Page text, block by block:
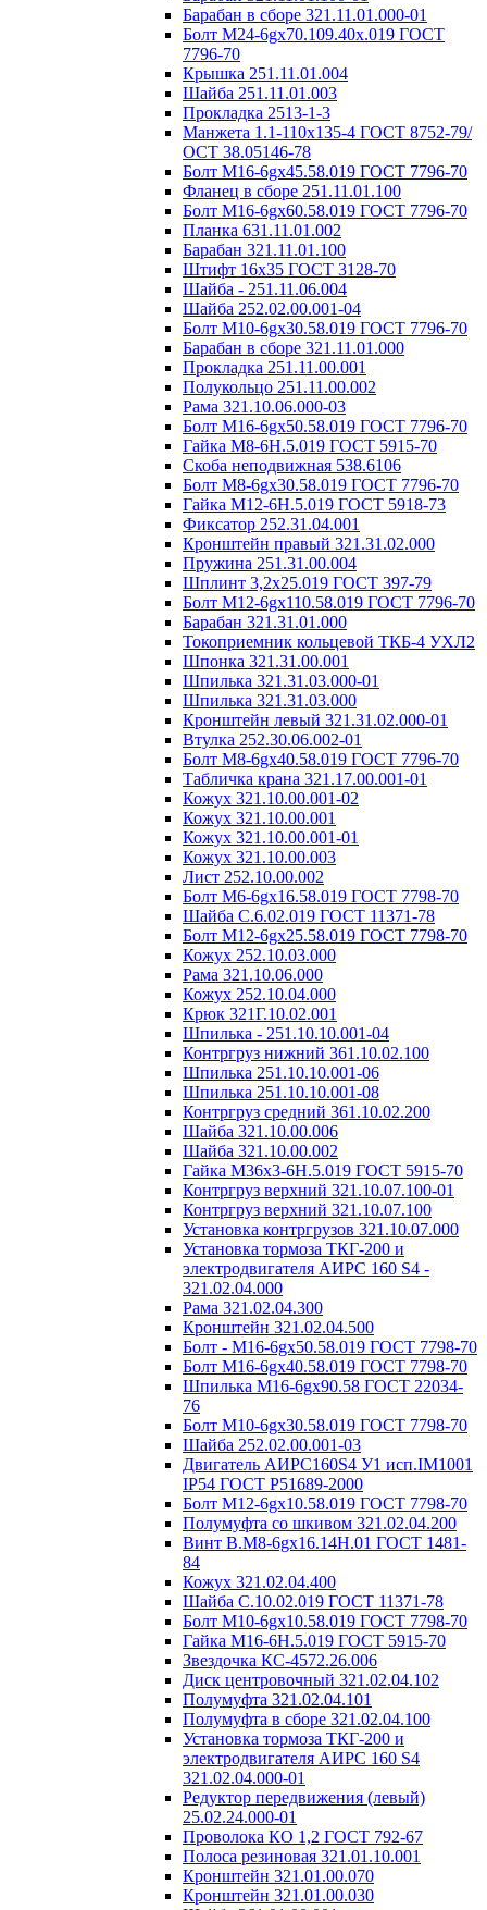
Барабан в сборе 321.11.01.000-01
Болт М24-6gх70.109.40х.019 ГОСТ
7796-70
Крышка 251.11.01.004
Шайба 251.11.01.003
Прокладка 2513-1-3
Манжета 1.1-110х135-4 ГОСТ 8752-79/
ОСТ 38.05146-78
Болт М16-6gх45.58.019 ГОСТ 7796-70
Фланец в сборе 251.11.01.100
Болт М16-6gх60.58.019 ГОСТ 7796-70
Планка 631.11.01.002
Барабан 321.11.01.100
Штифт 16х35 ГОСТ 3128-70
Шайба - 251.11.06.004
Шайба 252.02.00.001-04
Болт М10-6gх30.58.019 ГОСТ 7796-70
Барабан в сборе 321.11.01.000
Прокладка 251.11.00.001
Полукольцо 251.11.00.002
Рама 321.10.06.000-03
Болт М16-6gх50.58.019 ГОСТ 7796-70
Гайка М8-6Н.5.019 ГОСТ 5915-70
Скоба неподвижная 538.6106
Болт М8-6gх30.58.019 ГОСТ 7796-70
Гайка М12-6Н.5.019 ГОСТ 5918-73
Фиксатор 252.31.04.001
Кронштейн правый 321.31.02.000
Пружина 251.31.00.004
Шплинт 3,2х25.019 ГОСТ 397-79
Болт М12-6gх110.58.019 ГОСТ 7796-70
Барабан 321.31.01.000
Токоприемник кольцевой ТКБ-4 УХЛ2
Шпонка 321.31.00.001
Шпилька 321.31.03.000-01
Шпилька 321.31.03.000
Кронштейн левый 321.31.02.000-01
Втулка 252.30.06.002-01
Болт М8-6gх40.58.019 ГОСТ 7796-70
Табличка крана 321.17.00.001-01
Кожух 321.10.00.001-02
Кожух 321.10.00.001
Кожух 321.10.00.001-01
Кожух 321.10.00.003
Лист 252.10.00.002
Болт М6-6gх16.58.019 ГОСТ 7798-70
Шайба C.6.02.019 ГОСТ 11371-78
Болт М12-6gх25.58.019 ГОСТ 7798-70
Кожух 252.10.03.000
Рама 321.10.06.000
Кожух 252.10.04.000
Крюк 321Г.10.02.001
Шпилька - 251.10.10.001-04
Контргруз нижний 361.10.02.100
Шпилька 251.10.10.001-06
Шпилька 251.10.10.001-08
Контргруз средний 361.10.02.200
Шайба 321.10.00.006
Шайба 321.10.00.002
Гайка М36х3-6H.5.019 ГОСТ 5915-70
Контргруз верхний 321.10.07.100-01
Контргруз верхний 321.10.07.100
Установка контргрузов 321.10.07.000
Установка тормоза ТКГ-200 и
электродвигателя АИРС 160 S4 -
321.02.04.000
Рама 321.02.04.300
Кронштейн 321.02.04.500
Болт - М16-6gх50.58.019 ГОСТ 7798-70
Болт М16-6gх40.58.019 ГОСТ 7798-70
Шпилька М16-6gх90.58 ГОСТ 22034-
76
Болт М10-6gх30.58.019 ГОСТ 7798-70
Шайба 252.02.00.001-03
Двигатель АИРС160S4 У1 исп.IM1001
IP54 ГОСТ Р51689-2000
Болт М12-6gх10.58.019 ГОСТ 7798-70
Полумуфта со шкивом 321.02.04.200
Винт В.М8-6gх16.14Н.01 ГОСТ 1481-
84
Кожух 321.02.04.400
Шайба С.10.02.019 ГОСТ 11371-78
Болт М10-6gх10.58.019 ГОСТ 7798-70
Гайка М16-6Н.5.019 ГОСТ 5915-70
Звездочка КС-4572.26.006
Диск центровочный 321.02.04.102
Полумуфта 321.02.04.101
Полумуфта в сборе 321.02.04.100
Установка тормоза ТКГ-200 и
электродвигателя АИРС 160 S4
321.02.04.000-01
Редуктор передвижения (левый)
25.02.24.000-01
Проволока КО 1,2 ГОСТ 792-67
Полоса резиновая 321.01.10.001
Кронштейн 321.01.00.070
Кронштейн 321.01.00.030